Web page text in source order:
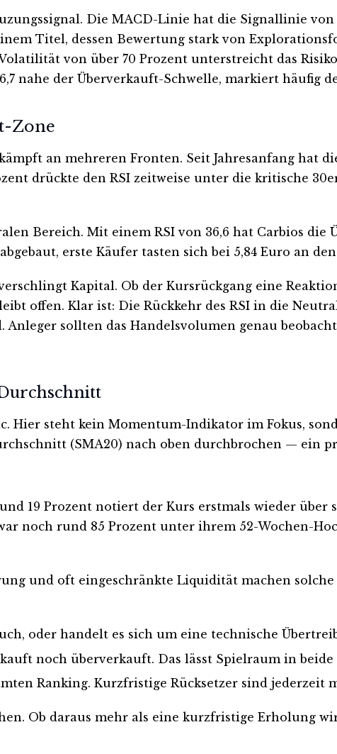
Die MACD-Linie hat die Signallinie
Titel, dessen Bewertung stark von
von über 70 Prozent unterstreicht das
nahe der Überverkauft-Schwelle, markiert häufig
Zone
an mehreren Fronten. Seit Jahresanfang hat
drückte den RSI zeitweise unter die kritische
Bereich. Mit einem RSI von 36,6 hat Carbios die
erste Käufer tasten sich bei 5,84 Euro an
Kapital. Ob der Kursrückgang eine
offen. Klar ist: Die Rückkehr des RSI in die
sollten das Handelsvolumen genau
Hier steht kein Momentum-Indikator im Fokus,
(SMA20) nach oben durchbrochen — ein
19 Prozent notiert der Kurs erstmals wieder
noch rund 85 Prozent unter ihrem 52-Wochen-
und oft eingeschränkte Liquidität machen
oder handelt es sich um eine technische
noch überverkauft. Das lässt Spielraum in beide
Ranking. Kurzfristige Rücksetzer sind jederzeit
Ob daraus mehr als eine kurzfristige Erholung